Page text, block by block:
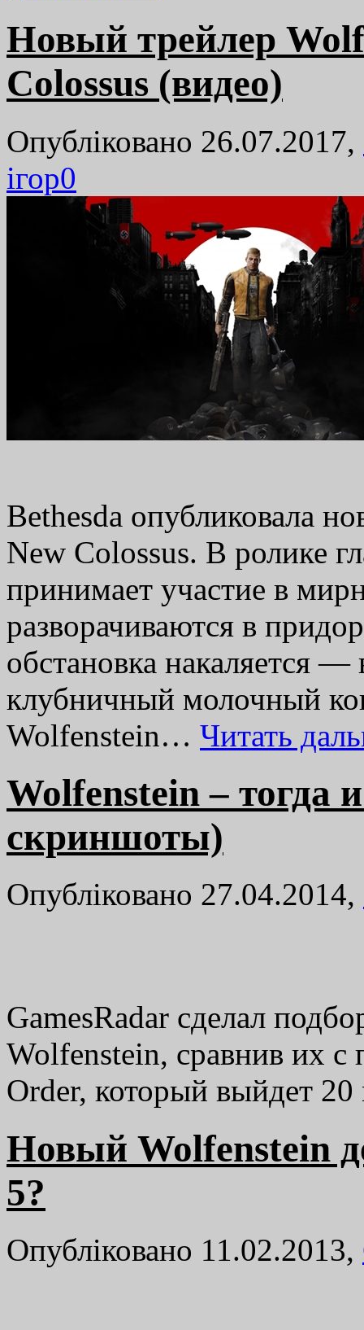
Новый трейлер
Colossus (видео)
Опубліковано 26.07.2017,
ігор0
Bethesda опубликовала
New Colossus. В ролике
принимает участие в
разворачиваются в
обстановка накаляется —
клубничный молочный
Wolfenstein… Читать
Wolfenstein – тогда
скриншоты)
Опубліковано 27.04.2014,
GamesRadar сделал
Wolfenstein, сравнив их с
Order, который выйдет 20
Новый Wolfenstein
5?
Опубліковано 11.02.2013,